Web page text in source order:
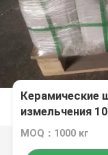
Керамические
измельчения
пакет 125-
MOQ：1000 кг